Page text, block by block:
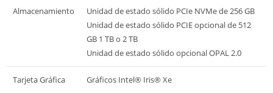
Almacenamiento
Unidad de estado sólido PCIe NVMe de 256 GB
Unidad de estado sólido PCIE opcional de 512
GB 1 TB o 2 TB
Unidad de estado sólido opcional OPAL 2.0
Tarjeta Gráfica Gráficos Intel® Iris® Xe